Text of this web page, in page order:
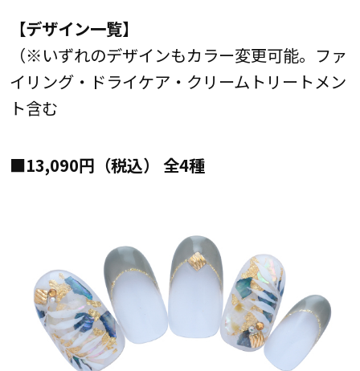
【デザイン一覧】
（※いずれのデザインもカラー変更可能。ファ
イリング・ドライケア・クリームトリートメン
ト含む
■13,090円（税込） 全4種